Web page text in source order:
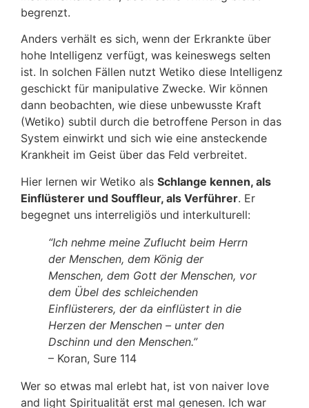
begrenzt.
Anders verhält es sich, wenn der Erkrankte über
hohe Intelligenz verfügt, was keineswegs selten
ist. In solchen Fällen nutzt Wetiko diese Intelligenz
geschickt für manipulative Zwecke. Wir können
dann beobachten, wie diese unbewusste Kraft
(Wetiko) subtil durch die betroffene Person in das
System einwirkt und sich wie eine ansteckende
Krankheit im Geist über das Feld verbreitet.
Hier lernen wir Wetiko als Schlange kennen, als
Einflüsterer und Souffleur, als Verführer. Er
begegnet uns interreligiös und interkulturell:
“Ich nehme meine Zuflucht beim Herrn
der Menschen, dem König der
Menschen, dem Gott der Menschen, vor
dem Übel des schleichenden
Einflüsterers, der da einflüstert in die
Herzen der Menschen – unter den
Dschinn und den Menschen.”
– Koran, Sure 114
Wer so etwas mal erlebt hat, ist von naiver love
and light Spiritualität erst mal genesen. Ich war